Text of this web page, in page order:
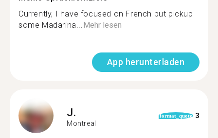
Currently, I have focused on French but pickup
some Madarina...Mehr lesen
App herunterladen
J.
Montreal
format_quote 3